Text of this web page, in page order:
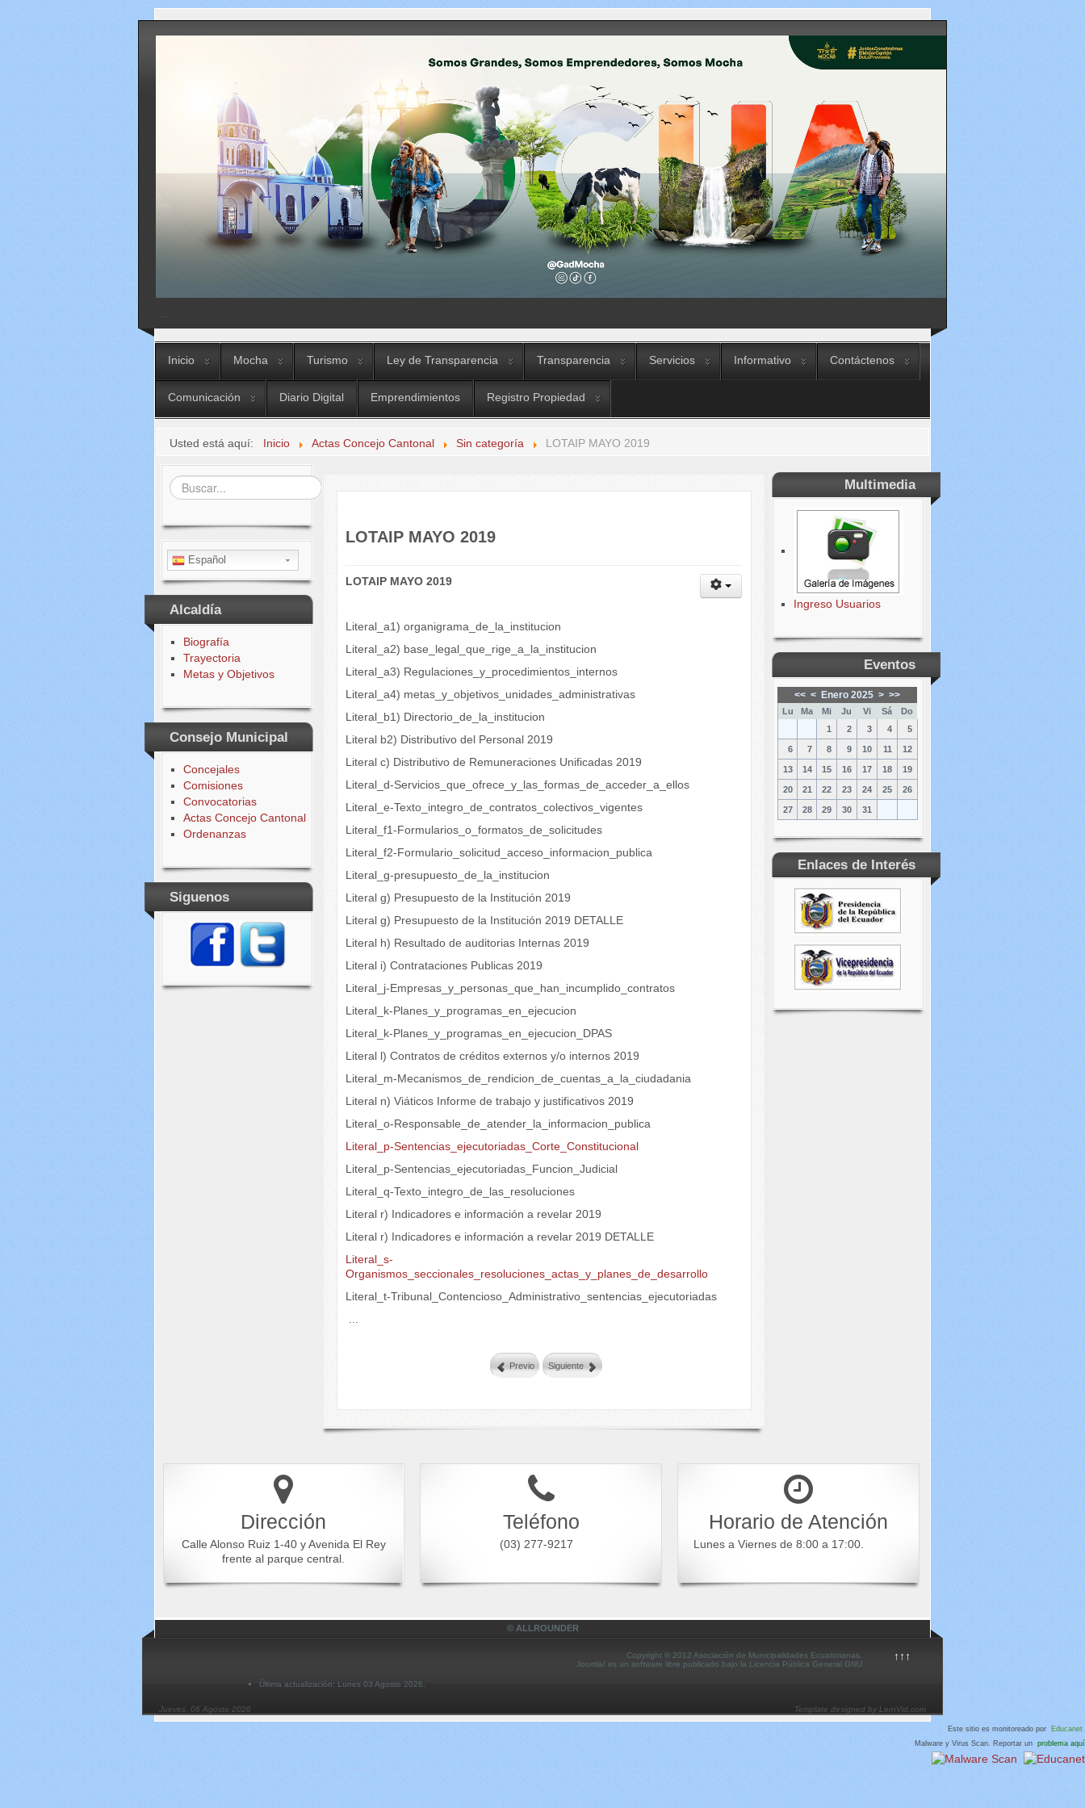
Inicio Mocha Turismo Ley de Transparencia Transparencia Servicios Informativo Contáctenos
Comunicación Diario Digital Emprendimientos Registro Propiedad
Usted está aquí: Inicio Actas Concejo Cantonal Sin categoría LOTAIP MAYO 2019
Buscar...
Español
Alcaldía
Biografía
Trayectoria
Metas y Objetivos
Consejo Municipal
Concejales
Comisiones
Convocatorias
Actas Concejo Cantonal
Ordenanzas
Siguenos
LOTAIP MAYO 2019
LOTAIP MAYO 2019
Literal_a1) organigrama_de_la_institucion
Literal_a2) base_legal_que_rige_a_la_institucion
Literal_a3) Regulaciones_y_procedimientos_internos
Literal_a4) metas_y_objetivos_unidades_administrativas
Literal_b1) Directorio_de_la_institucion
Literal b2) Distributivo del Personal 2019
Literal c) Distributivo de Remuneraciones Unificadas 2019
Literal_d-Servicios_que_ofrece_y_las_formas_de_acceder_a_ellos
Literal_e-Texto_integro_de_contratos_colectivos_vigentes
Literal_f1-Formularios_o_formatos_de_solicitudes
Literal_f2-Formulario_solicitud_acceso_informacion_publica
Literal_g-presupuesto_de_la_institucion
Literal g) Presupuesto de la Institución 2019
Literal g) Presupuesto de la Institución 2019 DETALLE
Literal h) Resultado de auditorias Internas 2019
Literal i) Contrataciones Publicas 2019
Literal_j-Empresas_y_personas_que_han_incumplido_contratos
Literal_k-Planes_y_programas_en_ejecucion
Literal_k-Planes_y_programas_en_ejecucion_DPAS
Literal l) Contratos de créditos externos y/o internos 2019
Literal_m-Mecanismos_de_rendicion_de_cuentas_a_la_ciudadania
Literal n) Viáticos Informe de trabajo y justificativos 2019
Literal_o-Responsable_de_atender_la_informacion_publica
Literal_p-Sentencias_ejecutoriadas_Corte_Constitucional
Literal_p-Sentencias_ejecutoriadas_Funcion_Judicial
Literal_q-Texto_integro_de_las_resoluciones
Literal r) Indicadores e información a revelar 2019
Literal r) Indicadores e información a revelar 2019 DETALLE
Literal_s-
Organismos_seccionales_resoluciones_actas_y_planes_de_desarrollo
Literal_t-Tribunal_Contencioso_Administrativo_sentencias_ejecutoriadas
Previo Siguiente
Multimedia
Ingreso Usuarios
Eventos
<< < Enero 2025 > >>
Lu Ma Mi Ju Vi Sá
Do
1
2 3 4 5
6 7 8 9 10 11 12
13 14 15 16 17 18 19
20 21 22 23 24 25 26
27 28 29 30 31
Enlaces de Interés
Dirección
Calle Alonso Ruiz 1-40 y Avenida El Rey
frente al parque central.
Teléfono
(03) 277-9217
Horario de Atención
Lunes a Viernes de 8:00 a 17:00.
© ALLROUNDER
↑↑↑
Copyright © 2012 Asociación de Municipalidades Ecuatorianas.
Joomla! es un software libre publicado bajo la Licencia Pública General GNU
Última actualización: Lunes 03 Agosto 2026.
Jueves, 06 Agosto 2026 Template designed by LernVid.com
Este sitio es monitoreado por Educanet
Malware y Virus Scan. Reportar un problema aquí